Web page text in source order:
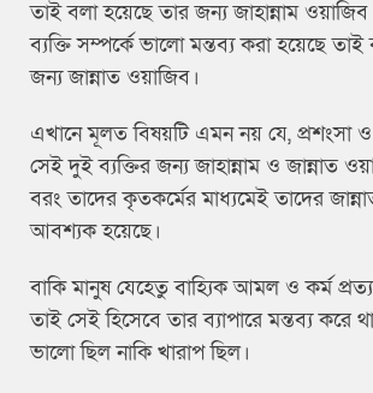
তাই বলা হয়েছে তার জন্য জাহান্নাম
ব্যক্তি সম্পর্কে ভালো মন্তব্য করা হয়েছে
জন্য জান্নাত ওয়াজিব।
এখানে মূলত বিষয়টি এমন নয় যে, প্রশংসা ও
সেই দুই ব্যক্তির জন্য জাহান্নাম ও জান্নাত
বরং তাদের কৃতকর্মের মাধ্যমেই তাদের
আবশ্যক হয়েছে।
বাকি মানুষ যেহেতু বাহ্যিক আমল ও কর্ম
তাই সেই হিসেবে তার ব্যাপারে মন্তব্য করে
ভালো ছিল নাকি খারাপ ছিল।